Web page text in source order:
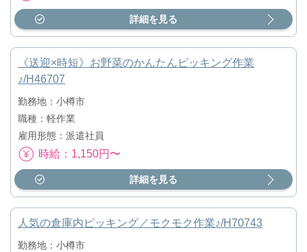
詳細を見る
《送迎×時短》お野菜のかんたんピッキング作業
♪/H46707
勤務地：小樽市
職種：軽作業
雇用形態：派遣社員
時給：1,150円〜
詳細を見る
人気の倉庫内ピッキング／モクモク作業♪/H70743
勤務地：小樽市